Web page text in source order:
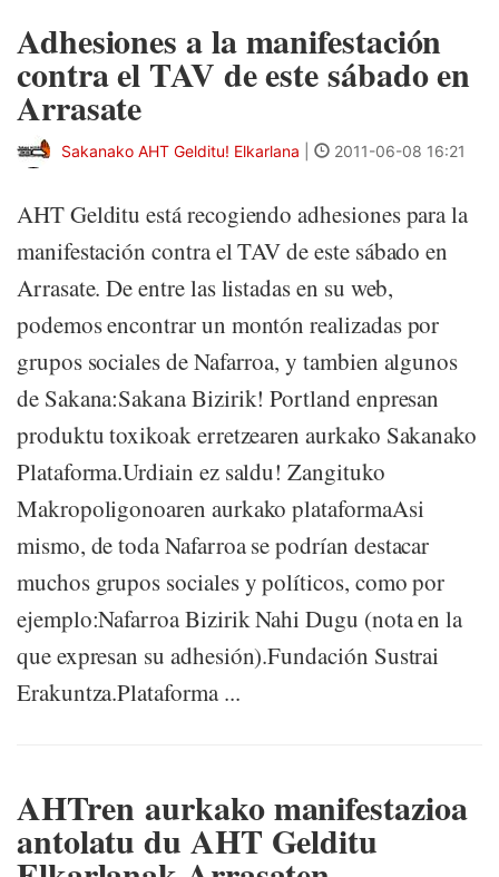
Adhesiones a la manifestación
contra el TAV de este sábado en
Arrasate
Sakanako AHT Gelditu! Elkarlana 2011-06-08 16:21
AHT Gelditu está recogiendo adhesiones para la
manifestación contra el TAV de este sábado en
Arrasate. De entre las listadas en su web,
podemos encontrar un montón realizadas por
grupos sociales de Nafarroa, y tambien algunos
de Sakana:Sakana Bizirik! Portland enpresan
produktu toxikoak erretzearen aurkako Sakanako
Plataforma.Urdiain ez saldu! Zangituko
Makropoligonoaren aurkako plataformaAsi
mismo, de toda Nafarroa se podrían destacar
muchos grupos sociales y políticos, como por
ejemplo:Nafarroa Bizirik Nahi Dugu (nota en la
que expresan su adhesión).Fundación Sustrai
Erakuntza.Plataforma ...
AHTren aurkako manifestazioa
antolatu du AHT Gelditu